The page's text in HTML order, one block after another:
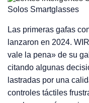
Solos Smartglasses
Las primeras gafas
lanzaron en 2024.
vale la pena» de su
citando algunas
lastradas por una
controles táctiles